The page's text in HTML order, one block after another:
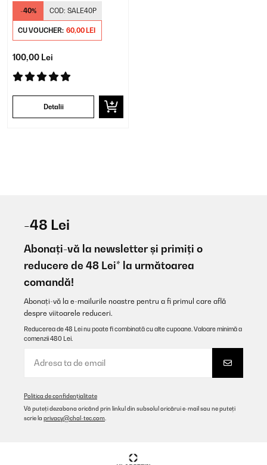
pentru difuzoare
centrale, pereche
-40% COD: SALE40P
CU VOUCHER: 60,00 LEI
100,00 Lei
Detalii
-48 Lei
Abonați-vă la newsletter și primiți o
reducere de 48 Lei* la următoarea
comandă!
Abonați-vă la e-mailurile noastre pentru a fi primul care află
despre viitoarele reduceri.
Reducerea de 48 Lei nu poate fi combinată cu alte cupoane. Valoare minimă a
comenzii 480 Lei.
Politica de confidențialitate
Vă puteți dezabona oricând prin linkul din subsolul oricărui e-mail sau ne puteți
scrie la privacy@chal-tec.com